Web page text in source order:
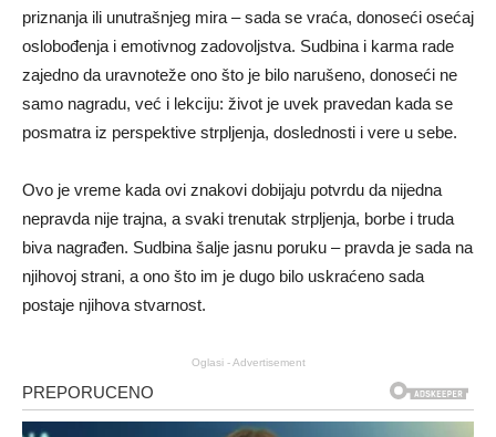
priznanja ili unutrašnjeg mira – sada se vraća, donoseći osećaj
oslobođenja i emotivnog zadovoljstva. Sudbina i karma rade
zajedno da uravnoteže ono što je bilo narušeno, donoseći ne
samo nagradu, već i lekciju: život je uvek pravedan kada se
posmatra iz perspektive strpljenja, doslednosti i vere u sebe.
Ovo je vreme kada ovi znakovi dobijaju potvrdu da nijedna
nepravda nije trajna, a svaki trenutak strpljenja, borbe i truda
biva nagrađen. Sudbina šalje jasnu poruku – pravda je sada na
njihovoj strani, a ono što im je dugo bilo uskraćeno sada
postaje njihova stvarnost.
Oglasi - Advertisement